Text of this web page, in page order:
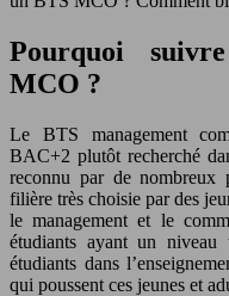
Pourquoi
MCO ?
Le BTS management
BAC+2 plutôt recherché
reconnu par de nombreux
filière très choisie par des
le management et le
étudiants ayant un niveau
étudiants dans
qui poussent ces jeunes et